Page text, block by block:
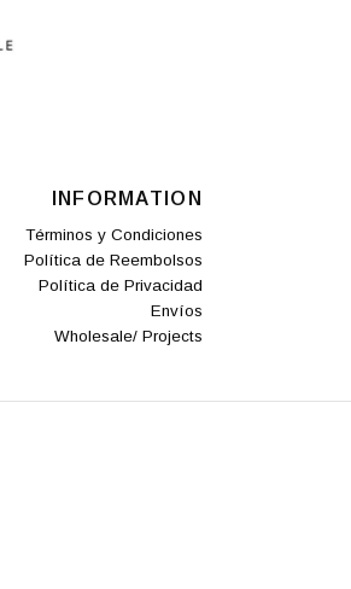
INFORMATION
Términos y Condiciones
Política de Reembolsos
Política de Privacidad
Envíos
Wholesale/ Projects